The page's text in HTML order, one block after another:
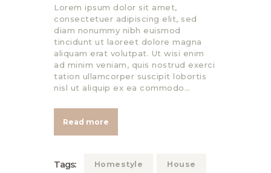
Lorem ipsum dolor sit amet,
consectetuer adipiscing elit, sed
diam nonummy nibh euismod
tincidunt ut laoreet dolore magna
aliquam erat volutpat. Ut wisi enim
ad minim veniam, quis nostrud exerci
tation ullamcorper suscipit lobortis
nisl ut aliquip ex ea commodo…
Read more
Tags: Homestyle House